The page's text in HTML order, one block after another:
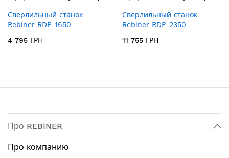
Сверлильный станок
Rebiner RDP-1650
4 795 ГРН
Сверлильный станок
Rebiner RDP-2350
11 755 ГРН
Про REBINER
Про компанию